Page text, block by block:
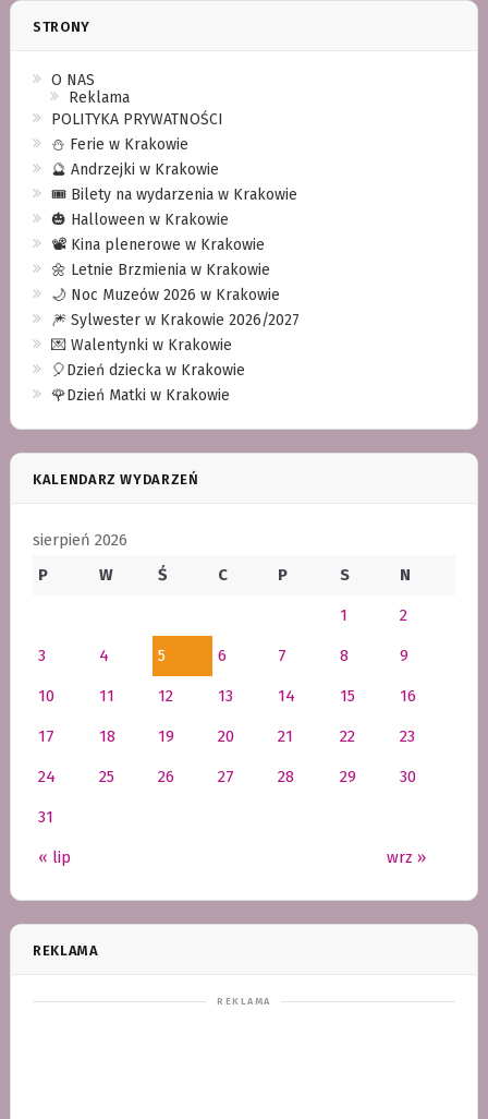
STRONY
O NAS
Reklama
POLITYKA PRYWATNOŚCI
⛄️ Ferie w Krakowie
🔮 Andrzejki w Krakowie
🎟️ Bilety na wydarzenia w Krakowie
🎃 Halloween w Krakowie
📽️ Kina plenerowe w Krakowie
🌼 Letnie Brzmienia w Krakowie
🌙 Noc Muzeów 2026 w Krakowie
🎆 Sylwester w Krakowie 2026/2027
💌 Walentynki w Krakowie
🎈Dzień dziecka w Krakowie
🌹Dzień Matki w Krakowie
KALENDARZ WYDARZEŃ
sierpień 2026
P
W Ś C P S N
« lip wrz »
1 2
3 4 5 6 7 8 9
10 11 12 13 14 15 16
17 18 19 20 21 22 23
24 25 26 27 28 29 30
31
REKLAMA